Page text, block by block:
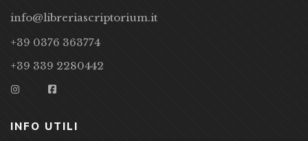
info@libreriascriptorium.it
+39 0376 363774
+39 339 2280442
INFO UTILI